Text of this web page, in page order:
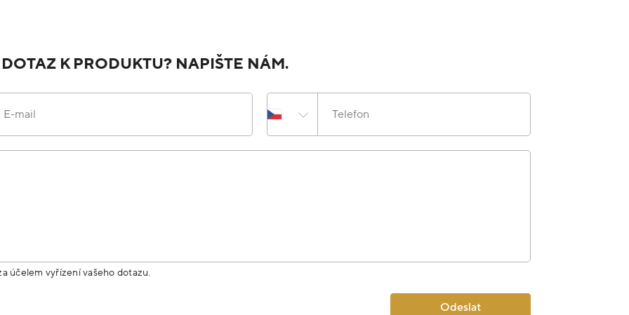
K PRODUKTU? NAPIŠTE NÁM.
E-mail Telefon
účelem vyřízení vašeho dotazu.
Odeslat